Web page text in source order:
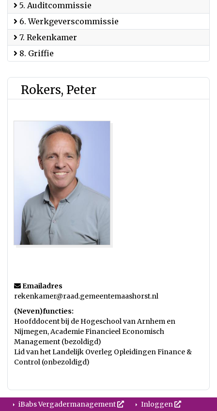
5. Auditcommissie
6. Werkgeverscommissie
7. Rekenkamer
8. Griffie
Rokers, Peter
Emailadres
rekenkamer@raad.gemeentemaashorst.nl
(Neven)functies:
Hoofddocent bij de Hogeschool van Arnhem en
Nijmegen, Academie Financieel Economisch
Management (bezoldigd)
Lid van het Landelijk Overleg Opleidingen Finance &
Control (onbezoldigd)
iBabs Vergadermanagement Inloggen